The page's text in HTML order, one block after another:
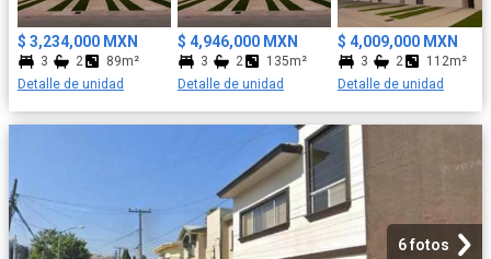
$ 3,234,000 MXN
3 2
89m²
Detalle de unidad
$ 4,946,000 MXN
3 2
135m²
Detalle de unidad
$ 4,009,000 MXN
3 2
112m²
Detalle de unidad
6 fotos